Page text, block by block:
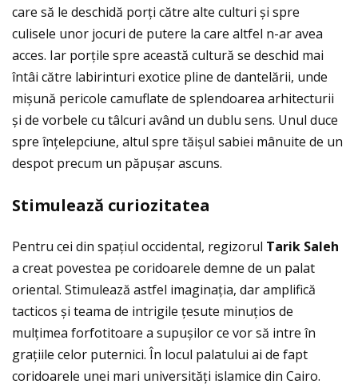
care să le deschidă porţi către alte culturi și spre
culisele unor jocuri de putere la care altfel n-ar avea
acces. Iar porţile spre această cultură se deschid mai
întâi către labirinturi exotice pline de dantelării, unde
mișună pericole camuflate de splendoarea arhitecturii
și de vorbele cu tâlcuri având un dublu sens. Unul duce
spre înţelepciune, altul spre tăișul sabiei mânuite de un
despot precum un păpușar ascuns.
Stimulează curiozitatea
Pentru cei din spaţiul occidental, regizorul Tarik Saleh
a creat povestea pe coridoarele demne de un palat
oriental. Stimulează astfel imaginaţia, dar amplifică
tacticos și teama de intrigile ţesute minuţios de
mulţimea forfotitoare a supușilor ce vor să intre în
graţiile celor puternici. În locul palatului ai de fapt
coridoarele unei mari universităţi islamice din Cairo.